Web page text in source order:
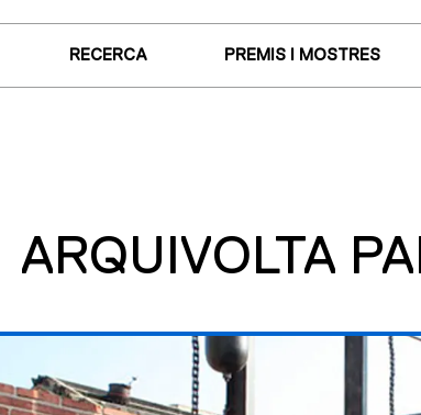
RECERCA PREMIS I MOSTRES
ARQUIVOLTA